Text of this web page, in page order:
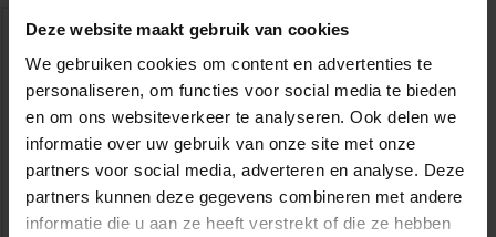
Deze website maakt gebruik van cookies
We gebruiken cookies om content en advertenties te
personaliseren, om functies voor social media te bieden
en om ons websiteverkeer te analyseren. Ook delen we
informatie over uw gebruik van onze site met onze
partners voor social media, adverteren en analyse. Deze
partners kunnen deze gegevens combineren met andere
informatie die u aan ze heeft verstrekt of die ze hebben
Gewenste
lengtemaat in
(max. 2000 mm)
+/- 2 mm lengtetolerantie